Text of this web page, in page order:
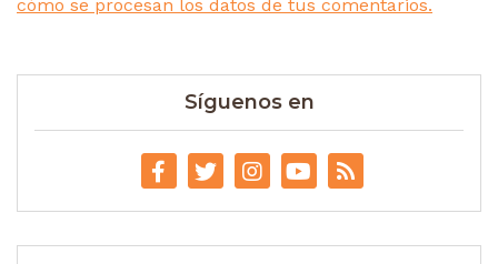
cómo se procesan los datos de tus comentarios.
Síguenos en